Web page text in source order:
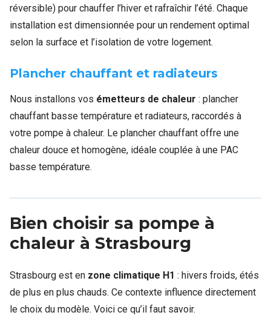
réversible) pour chauffer l’hiver et rafraîchir l’été. Chaque
installation est dimensionnée pour un rendement optimal
selon la surface et l’isolation de votre logement.
Plancher chauffant et radiateurs
Nous installons vos émetteurs de chaleur : plancher
chauffant basse température et radiateurs, raccordés à
votre pompe à chaleur. Le plancher chauffant offre une
chaleur douce et homogène, idéale couplée à une PAC
basse température.
Bien choisir sa pompe à
chaleur à Strasbourg
Strasbourg est en zone climatique H1 : hivers froids, étés
de plus en plus chauds. Ce contexte influence directement
le choix du modèle. Voici ce qu’il faut savoir.